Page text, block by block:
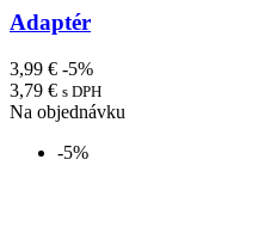
Adaptér
3,99 € -5%
3,79 € s DPH
Na objednávku
-5%